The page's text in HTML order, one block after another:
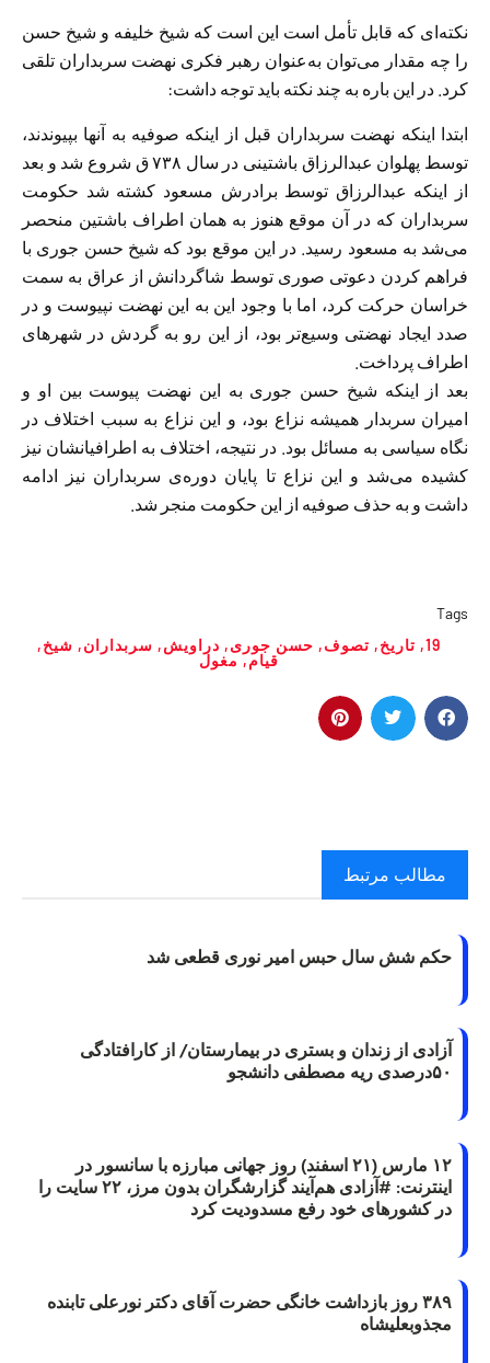
نكته‌ای که قابل تأمل است اين است كه شيخ خليفه و شيخ‌ حسن
را چه مقدار می‌توان به‌عنوان رهبر فكری نهضت سربداران تلقی
كرد. در اين باره به چند نكته بايد توجه داشت:
ابتدا اينكه نهضت سربداران قبل از اينكه صوفيه به آنها بپيوندند،
توسط پهلوان عبدالرزاق باشتينی در سال ۷۳۸ ق شروع شد و بعد
از اينكه عبدالرزاق توسط برادرش مسعود كشته شد حكومت
سربداران كه در آن موقع هنوز به همان اطراف باشتين منحصر
می‌شد به مسعود رسيد. در اين موقع بود كه شيخ حسن جوری با
فراهم كردن دعوتی صوری توسط شاگردانش از عراق به سمت
خراسان حركت كرد، اما با وجود اين به اين نهضت نپيوست و در
صدد ايجاد نهضتی وسيع‌تر بود، از اين رو به گردش در شهرهای
اطراف پرداخت.
بعد از اينكه شيخ حسن جوری به اين نهضت پيوست بين او و
اميران سربدار هميشه نزاع بود، و اين نزاع به سبب اختلاف در
نگاه سياسی به مسائل بود. در نتيجه، اختلاف به اطرافيانشان نيز
كشيده می‌شد و اين نزاع تا پايان دوره‌ی سربداران نيز ادامه
داشت و به حذف صوفیه از اين حكومت منجر شد.
Tags
19
, تاریخ, تصوف, حسن جوری, دراویش, سربداران, شیخ,
قیام, مغول
مطالب مرتبط
حکم شش سال حبس امیر نوری قطعی شد
آزادی از زندان و بستری در بیمارستان/ از کارافتادگی
۵۰درصدی ریه مصطفی دانشجو
۱۲ مارس (۲۱ اسفند) روز جهانی مبارزه با سانسور در
اینترنت: #آزادی هم‌آیند گزارشگران‌ بدون مرز، ۲۲ سایت را
در کشورهای خود رفع مسدودیت کرد
۳۸۹ روز بازداشت خانگی حضرت آقای دکتر نورعلی تابنده
مجذوبعلیشاه